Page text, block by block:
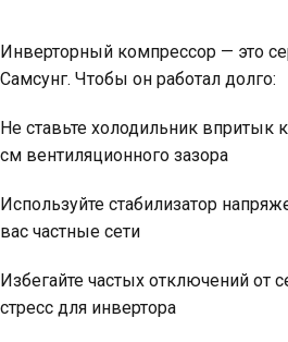
Инверторный компрессор — это
Самсунг. Чтобы он работал долго:
Не ставьте холодильник впритык
см вентиляционного зазора
Используйте стабилизатор
вас частные сети
Избегайте частых отключений от
стресс для инвертора